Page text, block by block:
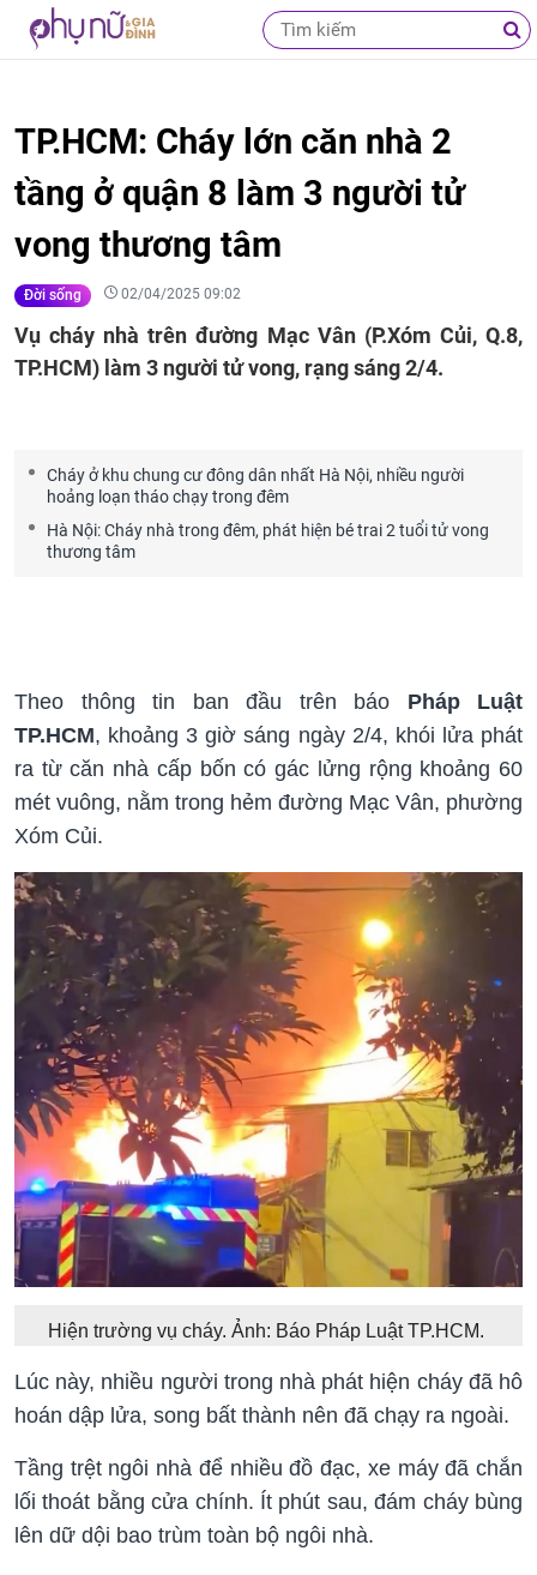
TP.HCM: Cháy lớn căn nhà 2
tầng ở quận 8 làm 3 người tử
vong thương tâm
Đời sống 02/04/2025 09:02
Vụ cháy nhà trên đường Mạc Vân (P.Xóm Củi, Q.8,
TP.HCM) làm 3 người tử vong, rạng sáng 2/4.
Cháy ở khu chung cư đông dân nhất Hà Nội, nhiều người
hoảng loạn tháo chạy trong đêm
Hà Nội: Cháy nhà trong đêm, phát hiện bé trai 2 tuổi tử vong
thương tâm
Theo thông tin ban đầu trên báo Pháp Luật
TP.HCM, khoảng 3 giờ sáng ngày 2/4, khói lửa phát
ra từ căn nhà cấp bốn có gác lửng rộng khoảng 60
mét vuông, nằm trong hẻm đường Mạc Vân, phường
Xóm Củi.
Hiện trường vụ cháy. Ảnh: Báo Pháp Luật TP.HCM.
Lúc này, nhiều người trong nhà phát hiện cháy đã hô
hoán dập lửa, song bất thành nên đã chạy ra ngoài.
Tầng trệt ngôi nhà để nhiều đồ đạc, xe máy đã chắn
lối thoát bằng cửa chính. Ít phút sau, đám cháy bùng
lên dữ dội bao trùm toàn bộ ngôi nhà.